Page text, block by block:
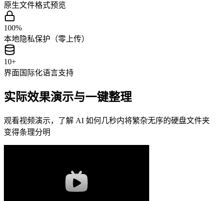
原生文件格式预览
100%
本地隐私保护（零上传）
10+
界面国际化语言支持
实际效果演示与一键整理
观看视频演示，了解 AI 如何几秒内将繁杂无序的硬盘文件夹
变得条理分明